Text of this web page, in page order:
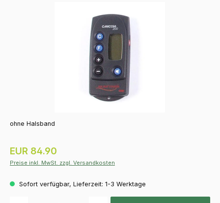
ohne Halsband
Regulärer Preis:
EUR 84.90
Preise inkl. MwSt. zzgl. Versandkosten
Sofort verfügbar, Lieferzeit: 1-3 Werktage